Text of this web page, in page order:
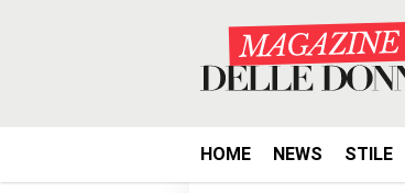
HOME NEWS STILE